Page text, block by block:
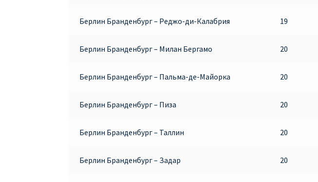
Берлин Бранденбург – Реджо-ди-Калабрия 19
Берлин Бранденбург – Милан Бергамо 20
Берлин Бранденбург – Пальма-де-Майорка 20
Берлин Бранденбург – Пиза 20
Берлин Бранденбург – Таллин 20
Берлин Бранденбург – Задар 20